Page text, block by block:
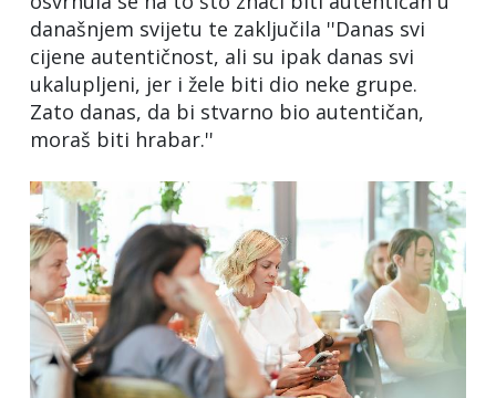
današnjem svijetu te zaključila ''Danas svi
cijene autentičnost, ali su ipak danas svi
ukalupljeni, jer i žele biti dio neke grupe.
Zato danas, da bi stvarno bio autentičan,
moraš biti hrabar.''